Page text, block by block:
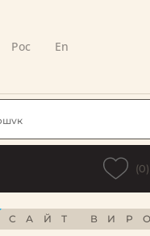
Рос En
(0)
САЙТ